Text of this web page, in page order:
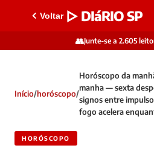
Voltar ▷ DIáRIO SP
👥Junte-se a 2.605
Início/horóscopo/
Horóscopo da
manha — sexta
signos entre
fogo acelera
HORÓSCOPO